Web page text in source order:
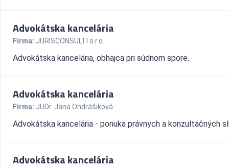
Advokátska kancelária
Firma: JURISCONSULTI s.r.o.
Advokátska kancelária, obhajca pri súdnom spore.
Advokátska kancelária
Firma: JUDr. Jana Ondrášiková
Advokátska kancelária - ponuka právnych a konzultačných
Advokátska kancelária